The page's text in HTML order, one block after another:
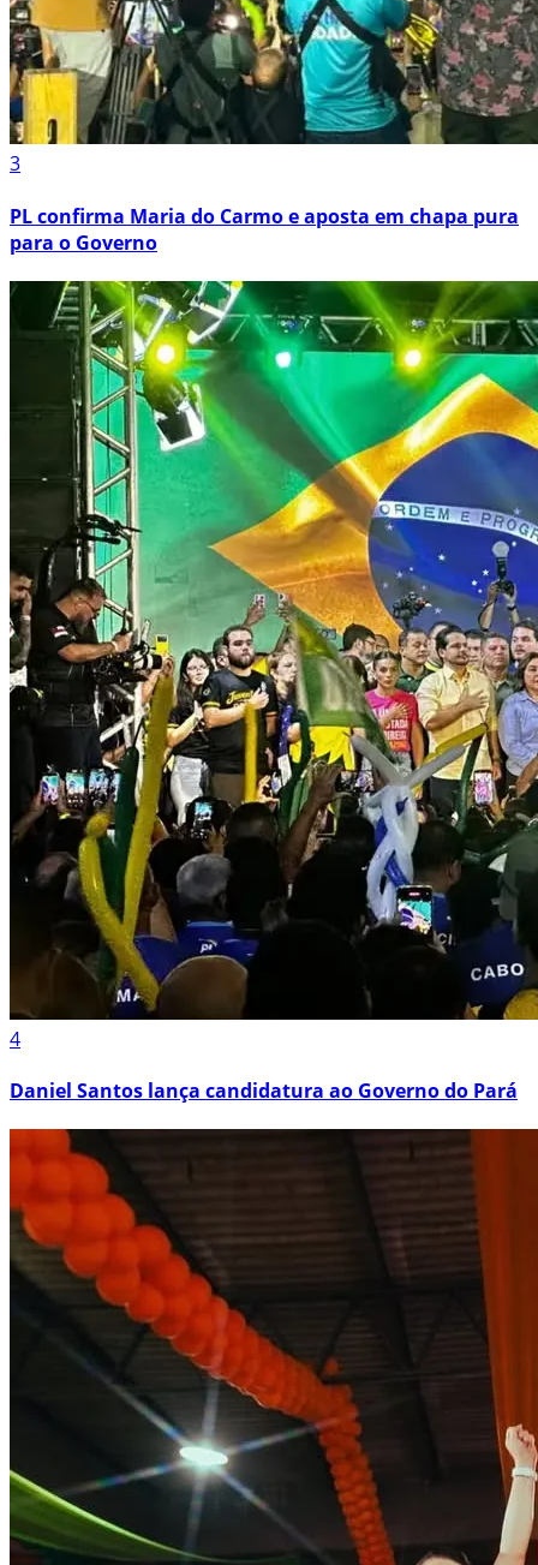
3
PL confirma Maria do Carmo e aposta em chapa pura
para o Governo
4
Daniel Santos lança candidatura ao Governo do Pará